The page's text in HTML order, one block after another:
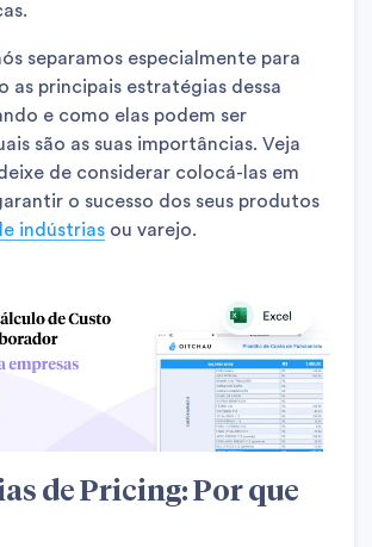
separamos especialmente para
as principais estratégias dessa
e como elas podem ser
são as suas importâncias. Veja
de considerar colocá-las em
o sucesso dos seus produtos
indústrias ou varejo.
de Pricing: Por que